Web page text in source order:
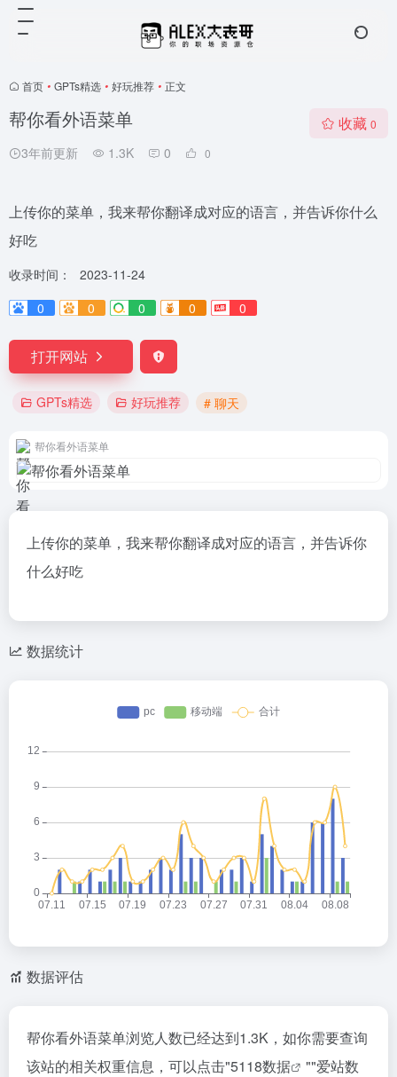
首页 • GPTs精选 • 好玩推荐 • 正文
帮你看外语菜单
3年前更新 1.3K 0 0
收藏 0
上传你的菜单，我来帮你翻译成对应的语言，并告诉你什么
好吃
收录时间：
2023-11-24
0
0 0 0 0
打开网站
GPTs精选 好玩推荐 # 聊天
帮你看外语菜单
上传你的菜单，我来帮你翻译成对应的语言，并告诉你
什么好吃
数据统计
数据评估
帮你看外语菜单浏览人数已经达到1.3K，如你需要查询
该站的相关权重信息，可以点击"5118数据 ""爱站数